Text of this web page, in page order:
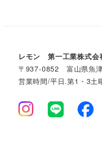
レモン 第一工業株式会
〒937-0852 富山県魚
営業時間/平日.第1・3